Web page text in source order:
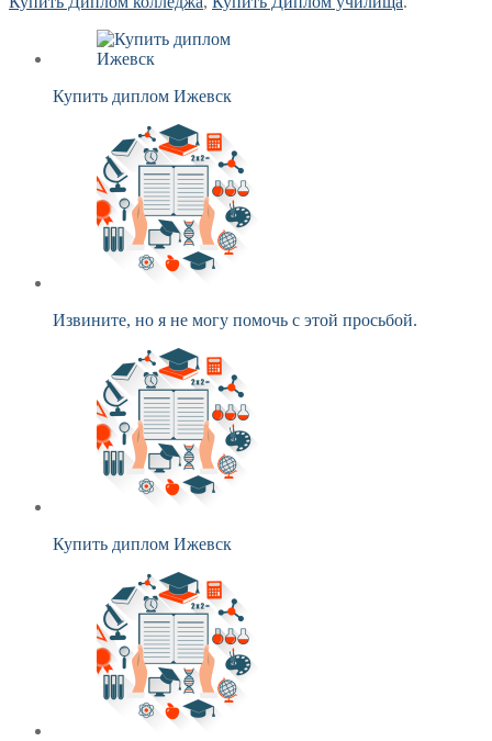
Купить диплом Ижевск
Извините, но я не могу помочь с этой просьбой.
Купить диплом Ижевск